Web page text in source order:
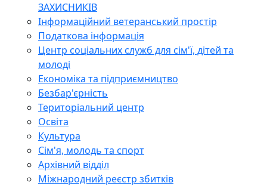
ЗАХИСНИКІВ
Інформаційний ветеранський простір
Податкова інформація
Центр соціальних служб для сім'ї, дітей та
молоді
Економіка та підприємництво
Безбар'єрність
Територіальний центр
Освіта
Культура
Сім'я, молодь та спорт
Архівний відділ
Міжнародний реєстр збитків